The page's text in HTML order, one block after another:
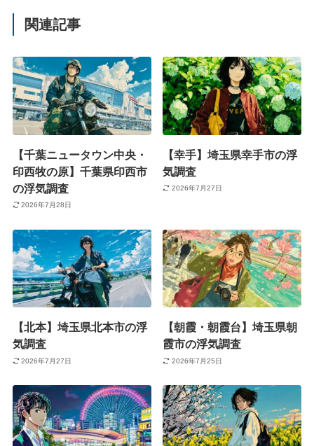
関連記事
【千葉ニュータウン中央・
印西牧の原】千葉県印西市
の浮気調査
2026年7月28日
【幸手】埼玉県幸手市の浮
気調査
2026年7月27日
【北本】埼玉県北本市の浮
気調査
2026年7月27日
【朝霞・朝霞台】埼玉県朝
霞市の浮気調査
2026年7月25日